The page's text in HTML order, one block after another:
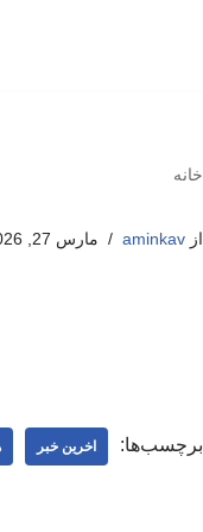
خانه
ازaminkav مارس 27, 2026
برچسب‌ها: اخرین خبر